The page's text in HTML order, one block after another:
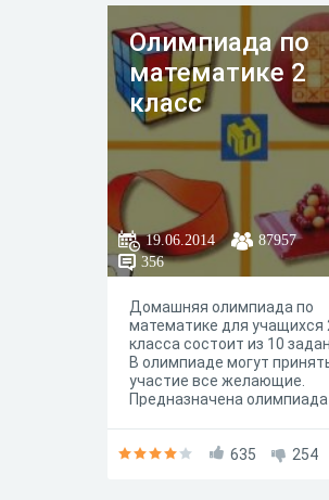
Олимпиада по
математике 2
класс
19.06.2014
87957
356
Домашняя олимпиада по
математике для учащихся
класса состоит из 10
В олимпиаде могут
участие все желающие.
Предназначена олимпиада
туру олимпиады.
635 254